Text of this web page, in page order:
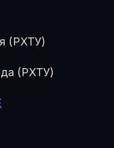
(РХТУ)
(РХТУ)